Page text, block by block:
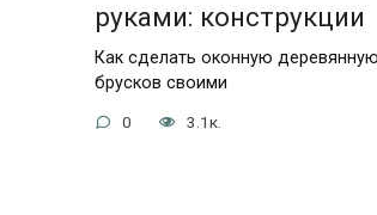
руками: конструкции
Как сделать оконную
брусков своими
0 3.1к.